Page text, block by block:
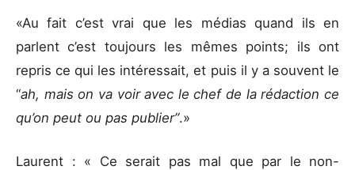
«Au fait c’est vrai que les médias quand ils en
parlent c’est toujours les mêmes points; ils ont
repris ce qui les intéressait, et puis il y a souvent le
“ah, mais on va voir avec le chef de la rédaction ce
qu’on peut ou pas publier”.»
Laurent : « Ce serait pas mal que par le non-